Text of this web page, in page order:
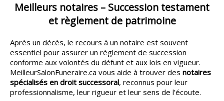
MONTRÉAL
LAVAL
LONGUEUIL
AUTRES VILLES
Meilleurs notaires – Succession testament
et règlement de patrimoine
Après un décès, le recours à un notaire est souvent
essentiel pour assurer un règlement de succession
conforme aux volontés du défunt et aux lois en vigueur.
MeilleurSalonFuneraire.ca vous aide à trouver des notaires
spécialisés en droit successoral, reconnus pour leur
professionnalisme, leur rigueur et leur sens de l’écoute.